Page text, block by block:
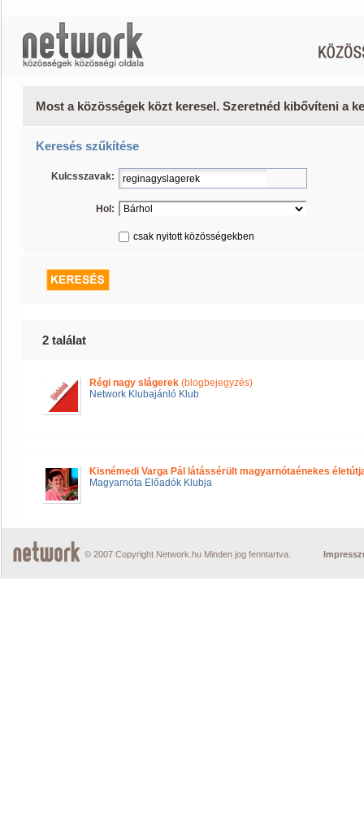
Most a közösségek közt keresel. Szeretnéd kibővíteni a
Keresés szűkítése
Kulcsszavak:
Hol:
csak nyitott közösségekben
2 találat
Régi nagy slágerek (blogbejegyzés)
Network Klubajánló Klub
Kisnémedi Varga Pál látássérült magyarnótaénekes
Magyarnóta Előadók Klubja
© 2007 Copyright Network.hu Minden jog fenntartva.